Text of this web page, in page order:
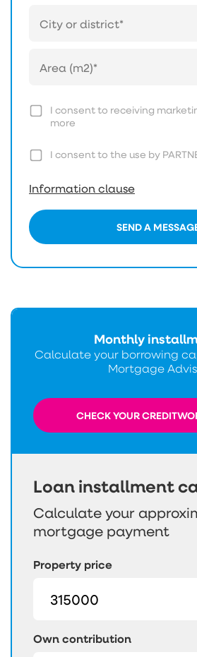
I consent to receiving
more
I consent to the use by
Information clause
SEND A
Loan installment
Calculate your
mortgage payment
Property price
Own contribution
Monthly
Calculate your borrowing
Mortgage
CHECK YOUR